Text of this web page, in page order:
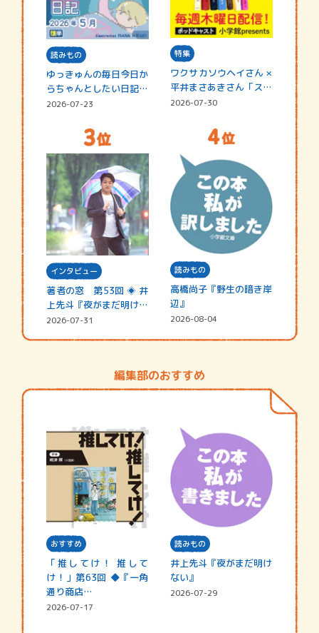
読みもの
ゆっきゅんの毎日今日か
らちゃんとしたい日記
☆202…
2026-07-23
特集
ワクサカソウヘイさん ×
平井まさあきさん「スペ
シャ…
2026-07-30
インタビュー
著者の窓 第53回 ◈ 井
上先斗『夜がまだ明けな
い』
2026-07-31
読みもの
高橋尚子『野生の暗き岸
辺』
2026-08-04
編集部のおすすめ
おすすめ
「推してけ！ 推して
け！」第63回 ◆『一角
通り商店…
2026-07-17
読みもの
井上先斗『夜がまだ明け
ない』
2026-07-29